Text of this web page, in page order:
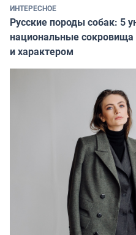
ИНТЕРЕСНОЕ
Русские породы собак: 5
национальные сокровища
и характером